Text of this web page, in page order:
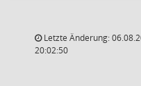
Letzte Änderung:
20:02:50